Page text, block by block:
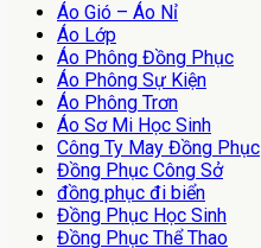
Áo Gió – Áo Nỉ
Áo Lớp
Áo Phông Đồng Phục
Áo Phông Sự Kiện
Áo Phông Trơn
Áo Sơ Mi Học Sinh
Công Ty May Đồng Phục
Đồng Phục Công Sở
đồng phục đi biển
Đồng Phục Học Sinh
Đồng Phục Thể Thao